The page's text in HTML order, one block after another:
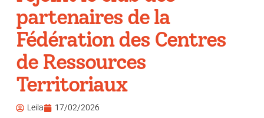
partenaires de la
Fédération des Centres
de Ressources
Territoriaux
Leila 17/02/2026